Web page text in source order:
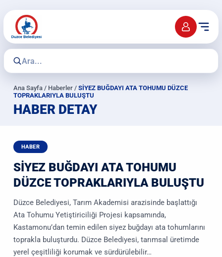
Ana Sayfa/ Haberler/ SİYEZ BUĞDAYI ATA TOHUMU DÜZCE
TOPRAKLARIYLA BULUŞTU
HABER DETAY
HABER
SİYEZ BUĞDAYI ATA TOHUMU
DÜZCE TOPRAKLARIYLA BULUŞTU
Düzce Belediyesi, Tarım Akademisi arazisinde başlattığı
Ata Tohumu Yetiştiriciliği Projesi kapsamında,
Kastamonu’dan temin edilen siyez buğdayı ata tohumlarını
toprakla buluşturdu. Düzce Belediyesi, tarımsal üretimde
yerel çeşitliliği korumak ve sürdürülebilir…